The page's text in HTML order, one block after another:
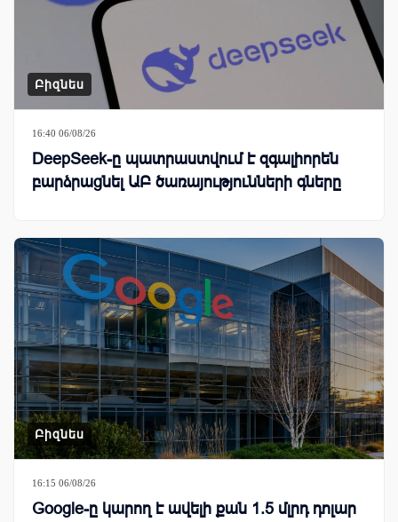
Բիզնես
16:40 06/08/26
DeepSeek-ը պատրաստվում է զգալիորեն
բարձրացնել ԱԲ ծառայությունների գները
Բիզնես
16:15 06/08/26
Google-ը կարող է ավելի քան 1.5 մլրդ դոլար